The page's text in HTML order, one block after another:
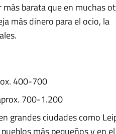
barata que en muchas
más dinero para el ocio, la
400-700
700-1.200
grandes ciudades como
más pequeños y en el